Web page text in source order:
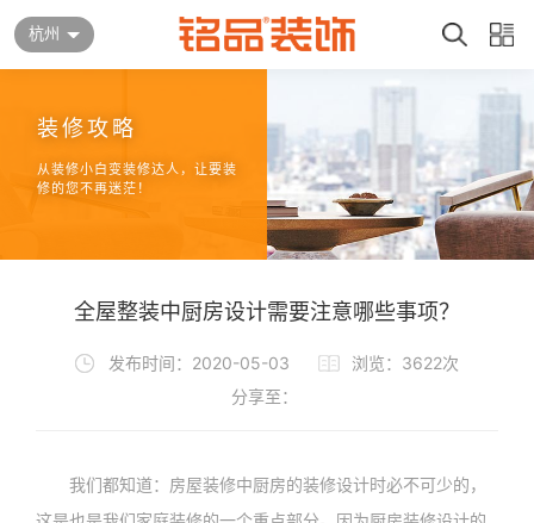
杭州
装修攻略
从装修小白变装修达人，让要装
修的您不再迷茫！
全屋整装中厨房设计需要注意哪些事项？
发布时间：2020-05-03
浏览：3622次
分享至：
我们都知道：房屋装修中厨房的装修设计时必不可少的，